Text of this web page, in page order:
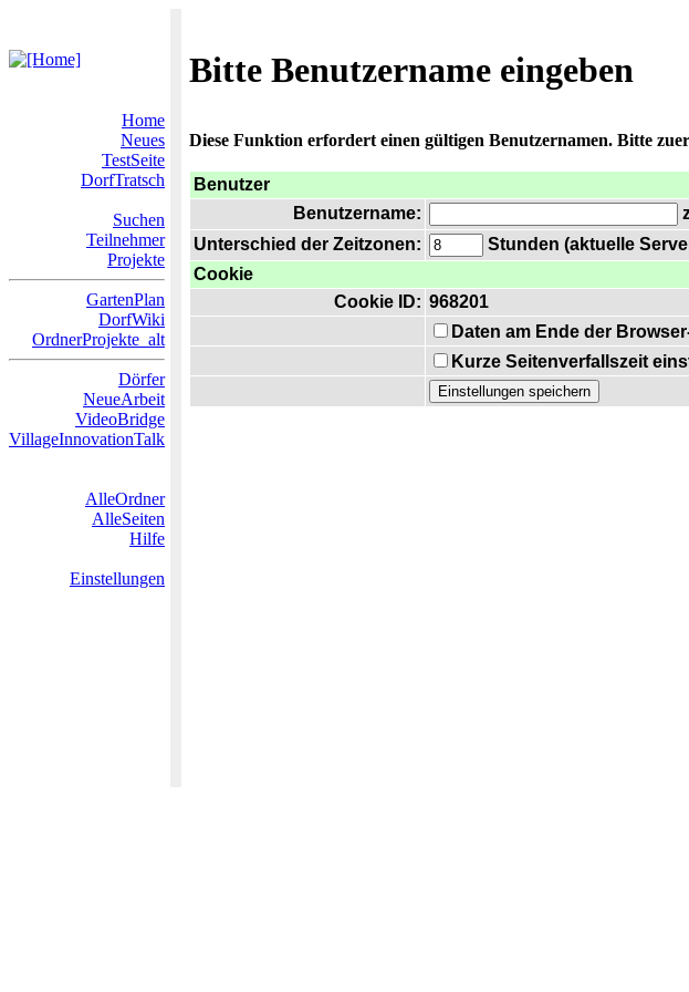
Bitte Benutzername eingeben
Home
Neues
TestSeite
DorfTratsch
Suchen
Teilnehmer
Projekte
GartenPlan
DorfWiki
OrdnerProjekte_alt
Dörfer
NeueArbeit
VideoBridge
VillageInnovationTalk
AlleOrdner
AlleSeiten
Hilfe
Einstellungen
Diese Funktion erfordert einen gültigen Benutzernamen. Bitte
Benutzer
Benutzername:
Unterschied der Zeitzonen:
Stunden (aktuelle
Cookie
Cookie ID: 968201
Daten am Ende der
Kurze Seitenverfallszeit